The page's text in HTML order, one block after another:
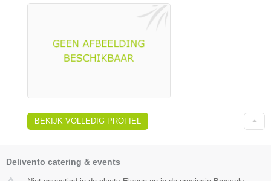
BEKIJK VOLLEDIG PROFIEL
Delivento catering & events